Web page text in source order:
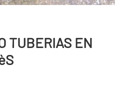
TUBERIAS EN